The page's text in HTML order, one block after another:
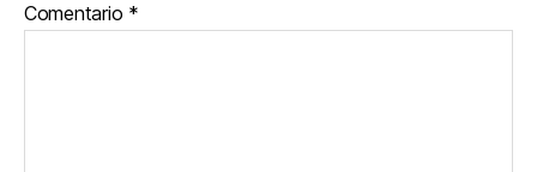
Comentario *